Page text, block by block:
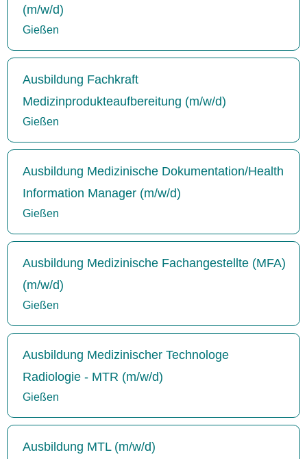
(m/w/d)
Gießen
Ausbildung Fachkraft
Medizinprodukteaufbereitung (m/w/d)
Gießen
Ausbildung Medizinische Dokumentation/Health
Information Manager (m/w/d)
Gießen
Ausbildung Medizinische Fachangestellte (MFA)
(m/w/d)
Gießen
Ausbildung Medizinischer Technologe
Radiologie - MTR (m/w/d)
Gießen
Ausbildung MTL (m/w/d)